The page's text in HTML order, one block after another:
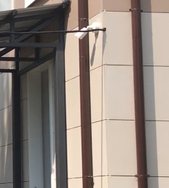
4 6
11 12 13 14
18 19 20 21
25 26 27
ЗАПИСИ В БЛОГЕ